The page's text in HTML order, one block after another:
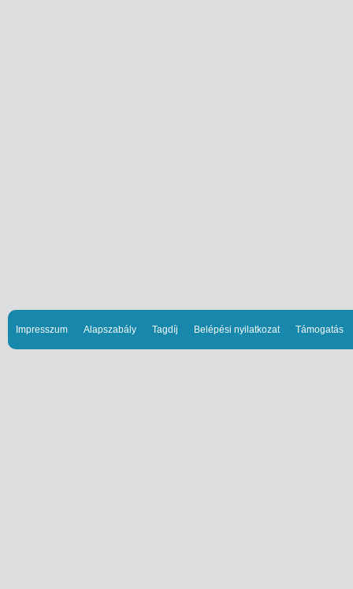
Impresszum Alapszabály Tagdíj Belépési nyilatkozat Támogatás